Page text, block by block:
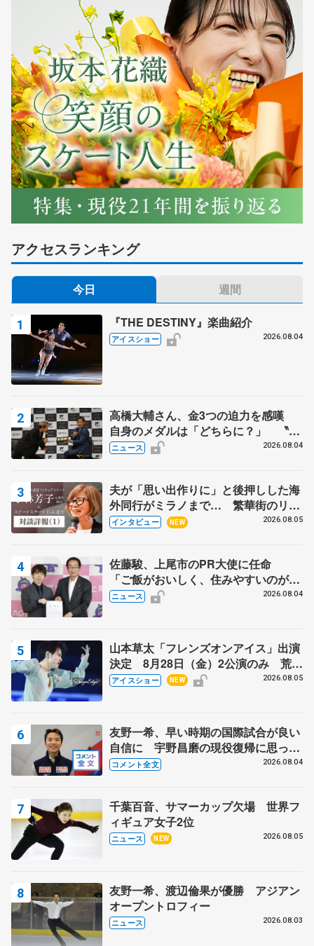
アクセスランキング
今日 週間
『THE DESTINY』楽曲紹介
アイスショー 2026.08.04
高橋大輔さん、金3つの迫力を感嘆
自身のメダルは「どちらに？」 〝リ
ス兄弟〟オリンピック3連覇の野村忠
ニュース 2026.08.04
夫が「思い出作りに」と後押しした海
外同行がミラノまで… 繁華街のリン
クでは不良のお兄さんも味方に 小林
インタビュー NEW 2026.08.05
佐藤駿、上尾市のPR大使に任命
「ご飯がおいしく、住みやすいのが魅
力」
ニュース 2026.08.04
山本草太「フレンズオンアイス」出演
決定 8月28日（金）2公演のみ 荒川
静香さんプロデュース、20周年のアイ
アイスショー NEW 2026.08.05
友野一希、早い時期の国際試合が良い
自信に 宇野昌磨の現役復帰に思って
いること 【アジアンオープントロフ
コメント全文 2026.08.04
千葉百音、サマーカップ欠場 世界フ
ィギュア女子2位
ニュース NEW 2026.08.05
友野一希、渡辺倫果が優勝 アジアン
オープントロフィー
ニュース 2026.08.03